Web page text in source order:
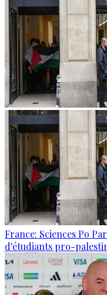
France: Sciences Po
d'étudiants pro-